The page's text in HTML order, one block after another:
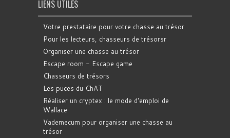
LIENS UTILES
Votre prestataire pour votre chasse au trésor
Pour les lecteurs, chasseurs de trésorsr
Organiser une chasse au trésor
Escape room - Escape game
Chasseurs de trésors
Les puces du ChAT
Réaliser un cryptex : le mode d'emploi de
Wallace
Vademecum pour organiser une chasse au
trésor